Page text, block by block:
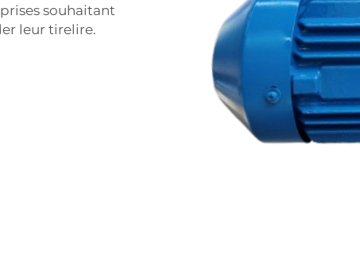
souhaitant
leur tirelire.